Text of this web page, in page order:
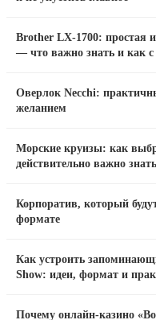
Brother LX-1700: простая
— что важно знать и как с
Оверлок Necchi:
желанием
Морские круизы: как
действительно важно
Корпоратив, который
формате
Как устроить
Show: идеи, формат и
Почему онлайн-казино